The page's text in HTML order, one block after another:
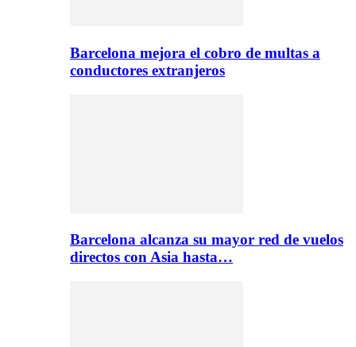
Barcelona mejora el cobro de multas a
conductores extranjeros
Barcelona alcanza su mayor red de vuelos
directos con Asia hasta…